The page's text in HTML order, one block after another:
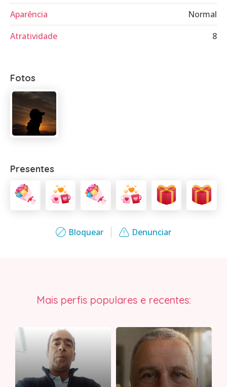
Bloquear Denunciar
Aparência
Normal
Atratividade
8
Fotos
Presentes
Mais perfis populares e recentes: